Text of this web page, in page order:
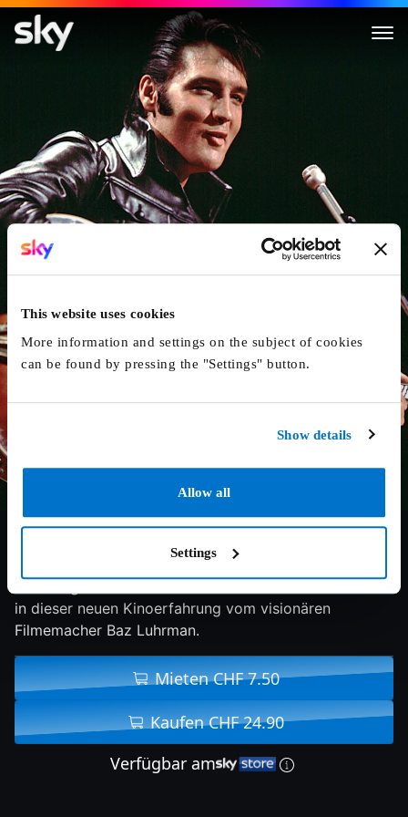
This website uses cookies
More information and settings on the subject of cookies
can be found by pressing the "Settings" button.
Show details
Allow all
Settings
EPiC: Elvis Presley in Concert
Elvis singt und erzählt seine Geschichte wie nie zuvor
in dieser neuen Kinoerfahrung vom visionären
Filmemacher Baz Luhrman.
Mieten CHF 7.50
Kaufen CHF 24.90
Verfügbar am